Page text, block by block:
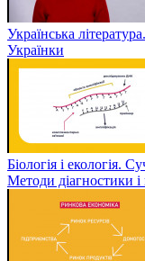
Українська
Українки
Біологія і екологія.
Методи діагностики